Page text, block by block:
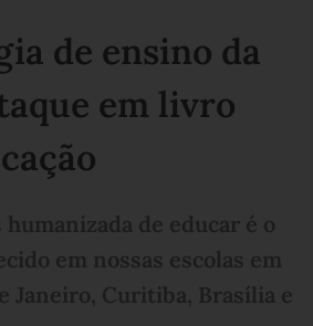
de ensino da
em livro
humanizada de educar é o
em nossas escolas em
Janeiro, Curitiba, Brasília e